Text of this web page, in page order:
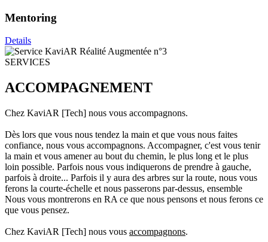
Mentoring
Details
SERVICES
ACCOMPAGNEMENT
Chez KaviAR [Tech] nous vous accompagnons.
Dès lors que vous nous tendez la main et que vous nous faites
confiance, nous vous accompagnons. Accompagner, c'est vous tenir
la main et vous amener au bout du chemin, le plus long et le plus
loin possible. Parfois nous vous indiquerons de prendre à gauche,
parfois à droite... Parfois il y aura des arbres sur la route, nous vous
ferons la courte-échelle et nous passerons par-dessus, ensemble
Nous vous montrerons en RA ce que nous pensons et nous ferons ce
que vous pensez.
Chez KaviAR [Tech] nous vous accompagnons.